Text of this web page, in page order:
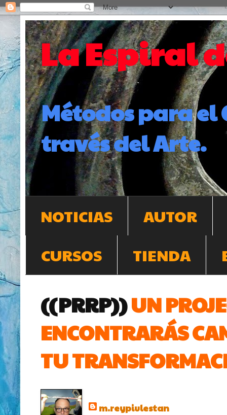
La Espiral
Métodos para el
través del Arte.
NOTICIAS
AUTOR
CURSOS
TIENDA
((PRRP))UN
ENCONTRARÁS
TU
m.reypiulestan